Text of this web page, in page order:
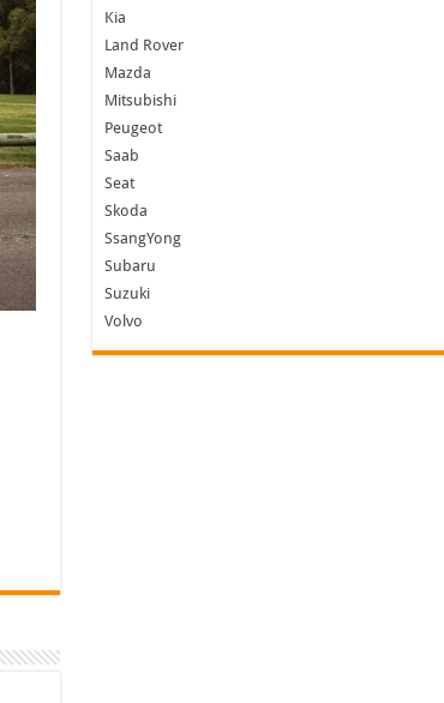
Kia
Land Rover
Mazda
Mitsubishi
Peugeot
Saab
Seat
Skoda
SsangYong
Subaru
Suzuki
Volvo